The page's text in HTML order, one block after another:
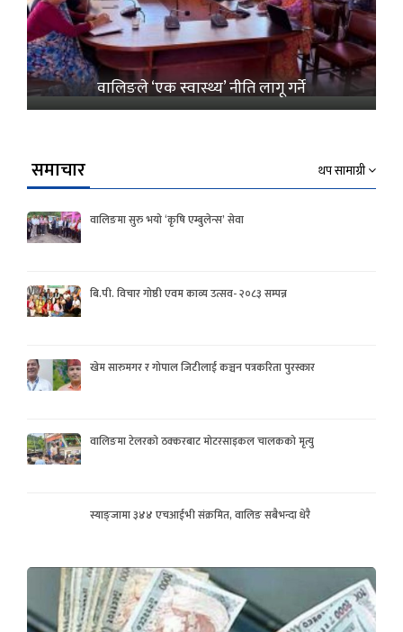
वालिङले ‘एक स्वास्थ्य’ नीति लागू गर्ने
समाचार थप सामाग्री
वालिङमा सुरु भयो ‘कृषि एम्बुलेन्स’ सेवा
बि.पी. विचार गोष्ठी एवम काव्य उत्सव- २०८३ सम्पन्न
खेम सारुमगर र गोपाल जिटीलाई कञ्चन पत्रकरिता पुरस्कार
वालिङमा टेलरको ठक्करबाट मोटरसाइकल चालकको मृत्यु
स्याङ्जामा ३४४ एचआईभी संक्रमित, वालिङ सबैभन्दा धेरै